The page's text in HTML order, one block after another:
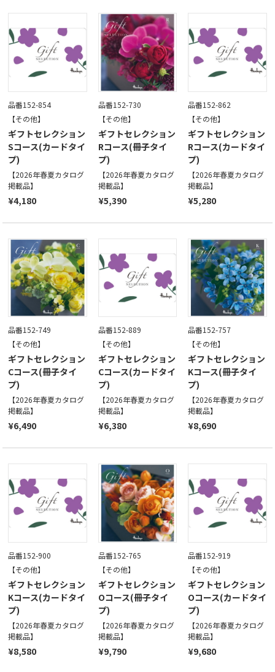
品番152-854
【その他】
ギフトセレクション
Sコース(カードタイ
プ)
【2026年春夏カタログ
掲載品】
¥4,180
品番152-730
【その他】
ギフトセレクション
Rコース(冊子タイ
プ)
【2026年春夏カタログ
掲載品】
¥5,390
品番152-862
【その他】
ギフトセレクション
Rコース(カードタイ
プ)
【2026年春夏カタログ
掲載品】
¥5,280
品番152-749
【その他】
ギフトセレクション
Cコース(冊子タイ
プ)
【2026年春夏カタログ
掲載品】
¥6,490
品番152-889
【その他】
ギフトセレクション
Cコース(カードタイ
プ)
【2026年春夏カタログ
掲載品】
¥6,380
品番152-757
【その他】
ギフトセレクション
Kコース(冊子タイ
プ)
【2026年春夏カタログ
掲載品】
¥8,690
品番152-900
【その他】
ギフトセレクション
Kコース(カードタイ
プ)
【2026年春夏カタログ
掲載品】
¥8,580
品番152-765
【その他】
ギフトセレクション
Oコース(冊子タイ
プ)
【2026年春夏カタログ
掲載品】
¥9,790
品番152-919
【その他】
ギフトセレクション
Oコース(カードタイ
プ)
【2026年春夏カタログ
掲載品】
¥9,680